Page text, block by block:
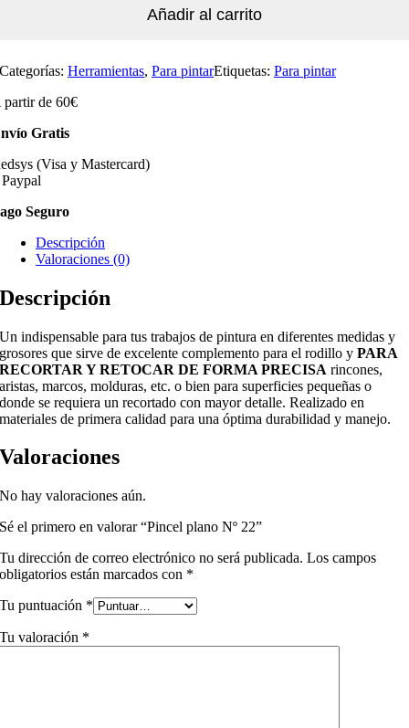
Añadir al carrito
Categorías:Herramientas,Para pintarEtiquetas:Para pintar
partir de 60€
Gratis
(Visa y Mastercard)
Seguro
Descripción
Valoraciones (0)
Descripción
Un indispensable para tus trabajos de pintura en diferentes medidas y
grosores que sirve de excelente complemento para el rodillo yPARA
RECORTAR Y RETOCAR DE FORMA PRECISA rincones,
aristas, marcos, molduras, etc. o bien para superficies pequeñas o
donde se requiera un recortado con mayor detalle. Realizado en
materiales de primera calidad para una óptima durabilidad y manejo.
Valoraciones
No hay valoraciones aún.
Sé el primero en valorar “Pincel plano Nº 22”
Tu dirección de correo electrónico no será publicada. Los campos
obligatorios están marcados con *
Tu puntuación *
Tu valoración *